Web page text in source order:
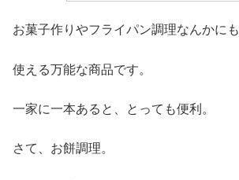
お菓子作りやフライパン調理なんかにも
使える万能な商品です。
一家に一本あると、とっても便利。
さて、お餅調理。